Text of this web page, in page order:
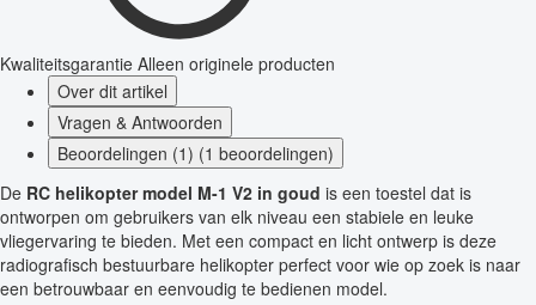
Kwaliteitsgarantie Alleen originele producten
Over dit artikel
Vragen & Antwoorden
Beoordelingen (1) (1 beoordelingen)
De RC helikopter model M-1 V2 in goud is een toestel dat is
ontworpen om gebruikers van elk niveau een stabiele en leuke
vliegervaring te bieden. Met een compact en licht ontwerp is deze
radiografisch bestuurbare helikopter perfect voor wie op zoek is naar
een betrouwbaar en eenvoudig te bedienen model.